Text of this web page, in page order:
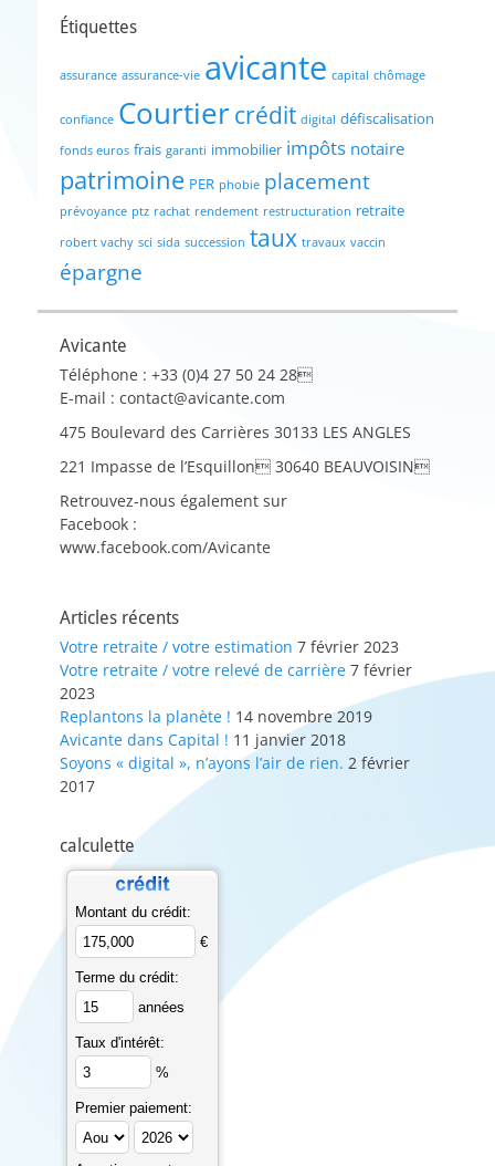
Étiquettes
assurance assurance-vie avicante capital chômage
confiance Courtiercrédit digital défiscalisation
fonds euros frais garanti immobilier impôts notaire
patrimoine PER phobie placement
prévoyance ptz rachat rendement restructuration retraite
robert vachy sci sida succession taux travaux vaccin
épargne
Avicante
Téléphone : +33 (0)4 27 50 24 28
E-mail : contact@avicante.com
475 Boulevard des Carrières 30133 LES ANGLES
221 Impasse de l’Esquillon 30640 BEAUVOISIN
Retrouvez-nous également sur
Facebook :
www.facebook.com/Avicante
Articles récents
Votre retraite / votre estimation 7 février 2023
Votre retraite / votre relevé de carrière 7 février
2023
Replantons la planète ! 14 novembre 2019
Avicante dans Capital ! 11 janvier 2018
Soyons « digital », n’ayons l’air de rien. 2 février
2017
calculette
Montant du crédit:
€
Terme du crédit:
années
Taux d'intérêt:
%
Premier paiement: